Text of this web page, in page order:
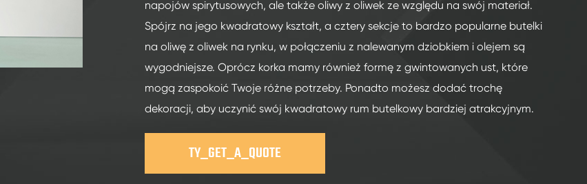
napojów spirytusowych, ale także oliwy z oliwek ze względu na swój materiał.
Spójrz na jego kwadratowy kształt, a cztery sekcje to bardzo popularne butelki
na oliwę z oliwek na rynku, w połączeniu z nalewanym dziobkiem i olejem są
wygodniejsze. Oprócz korka mamy również formę z gwintowanych ust, które
mogą zaspokoić Twoje różne potrzeby. Ponadto możesz dodać trochę
dekoracji, aby uczynić swój kwadratowy rum butelkowy bardziej atrakcyjnym.
TY_GET_A_QUOTE